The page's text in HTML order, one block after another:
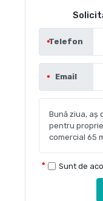
Telefon
Email
Sunt de